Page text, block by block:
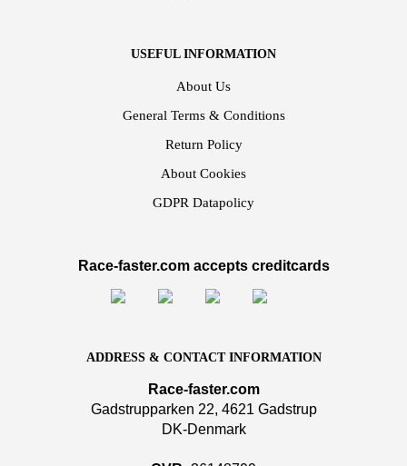
USEFUL INFORMATION
About Us
General Terms & Conditions
Return Policy
About Cookies
GDPR Datapolicy
Race-faster.com accepts creditcards
ADDRESS & CONTACT INFORMATION
Race-faster.com
Gadstrupparken 22, 4621 Gadstrup
DK-Denmark